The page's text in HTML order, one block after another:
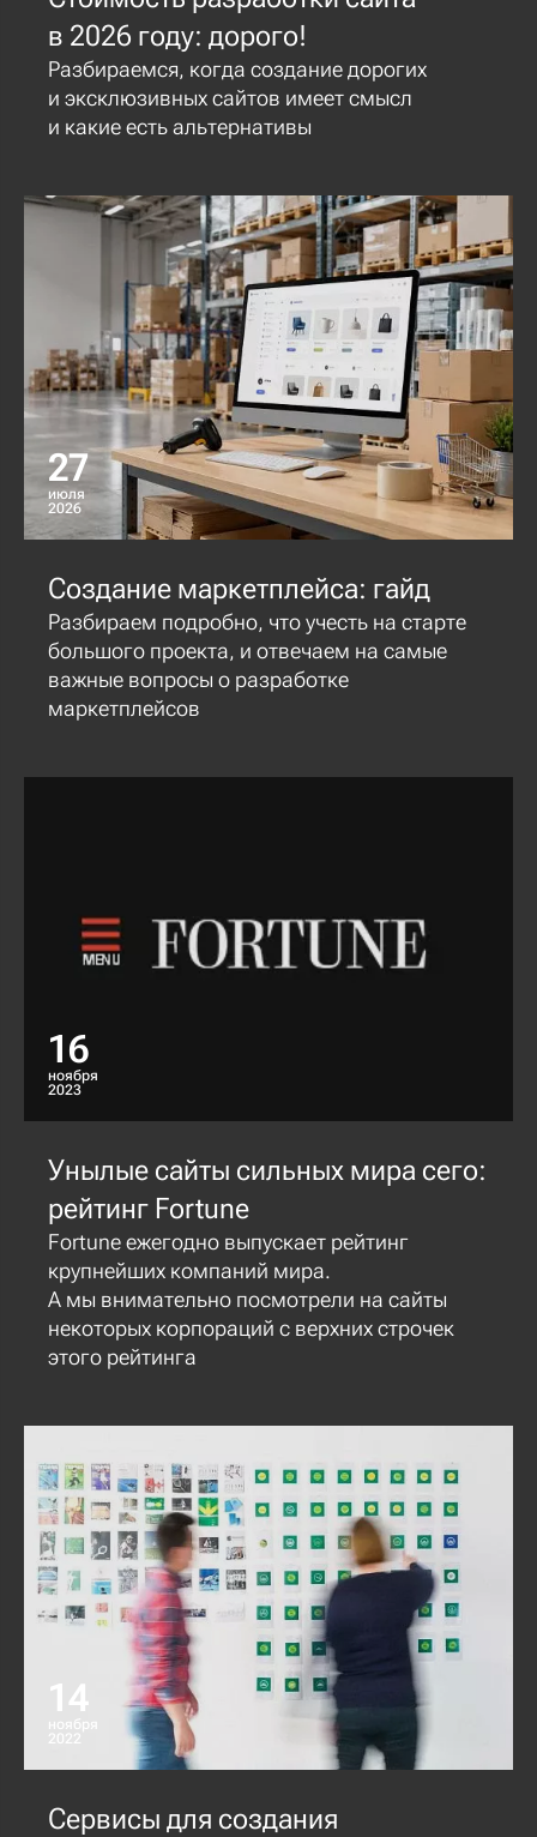
в 2026 году: дорого!
Разбираемся, когда создание дорогих
и эксклюзивных сайтов имеет смысл
и какие есть альтернативы
27
июля
2026
Создание маркетплейса: гайд
Разбираем подробно, что учесть на старте
большого проекта, и отвечаем на самые
важные вопросы о разработке
маркетплейсов
16
ноября
2023
Унылые сайты сильных мира сего:
рейтинг Fortune
Fortune ежегодно выпускает рейтинг
крупнейших компаний мира.
А мы внимательно посмотрели на сайты
некоторых корпораций с верхних строчек
этого рейтинга
14
ноября
2022
Сервисы для создания